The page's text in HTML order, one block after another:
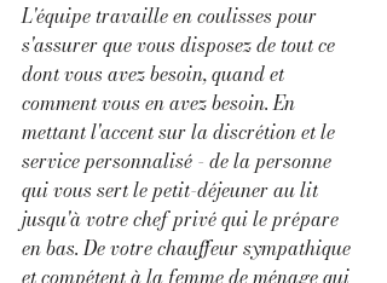
L'équipe travaille en coulisses pour
s'assurer que vous disposez de tout ce
dont vous avez besoin, quand et
comment vous en avez besoin. En
mettant l'accent sur la discrétion et le
service personnalisé - de la personne
qui vous sert le petit-déjeuner au lit
jusqu'à votre chef privé qui le prépare
en bas. De votre chauffeur sympathique